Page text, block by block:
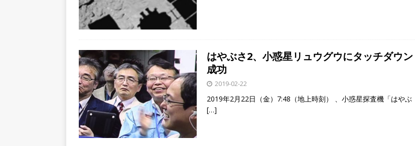
はやぶさ2、小惑星リュウグウにタッチダウン
成功
2019-02-22
2019年2月22日（金）7:48（地上時刻） 、小惑星探査機「はやぶ
[…]